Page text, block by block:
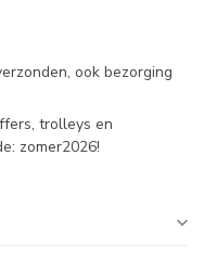
ook bezorging
trolleys en
zomer2026!